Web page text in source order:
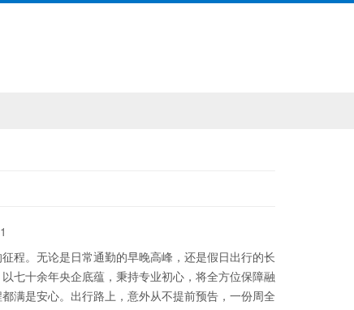
程。无论是日常通勤的早晚高峰，还是假日出行的长
七十余年央企底蕴，秉持专业初心，将全方位保障融
满是安心。出行路上，意外从不提前预告，一份周全